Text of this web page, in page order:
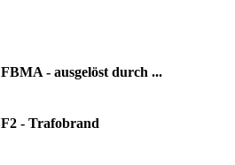
FBMA - ausgelöst durch ...
F2 - Trafobrand